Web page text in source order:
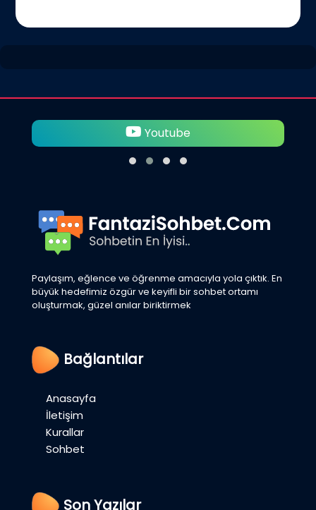
Youtube
Paylaşım, eğlence ve öğrenme amacıyla yola çıktık. En
büyük hedefimiz özgür ve keyifli bir sohbet ortamı
oluşturmak, güzel anılar biriktirmek
Bağlantılar
Anasayfa
İletişim
Kurallar
Sohbet
Son Yazılar